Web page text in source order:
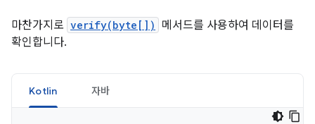
마찬가지로 verify(byte[])
메서드를 사용하여 데이터를
확인합니다.
Kotlin 자바